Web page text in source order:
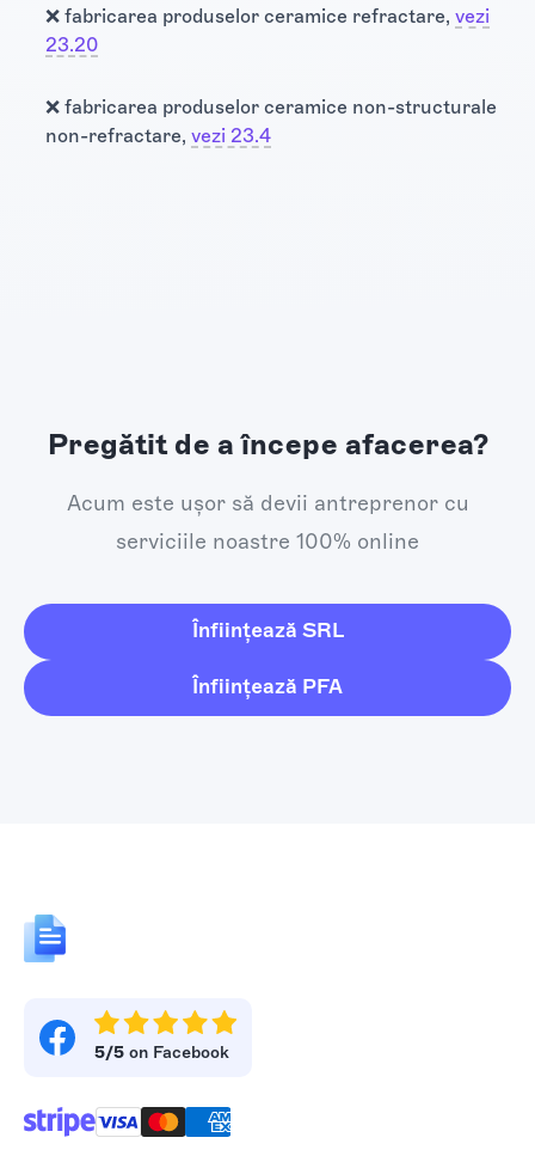
❌ fabricarea produselor ceramice refractare, vezi
23.20
❌ fabricarea produselor ceramice non-structurale
non-refractare, vezi 23.4
Pregătit de a începe afacerea?
Acum este ușor să devii antreprenor cu
serviciile noastre 100% online
Înființează SRL
Înființează PFA
5/5 on Facebook